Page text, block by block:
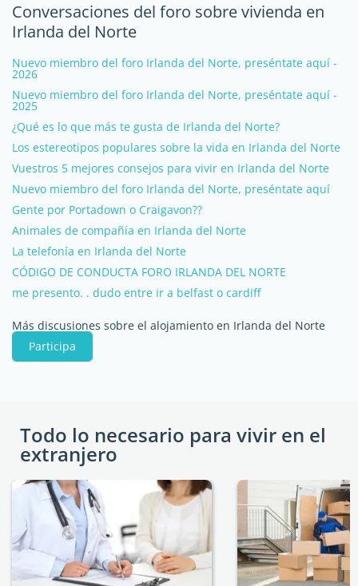
Conversaciones del foro sobre vivienda en
Irlanda del Norte
Nuevo miembro del foro Irlanda del Norte, preséntate aquí -
2026
Nuevo miembro del foro Irlanda del Norte, preséntate aquí -
2025
¿Qué es lo que más te gusta de Irlanda del Norte?
Los estereotipos populares sobre la vida en Irlanda del Norte
Vuestros 5 mejores consejos para vivir en Irlanda del Norte
Nuevo miembro del foro Irlanda del Norte, preséntate aquí
Gente por Portadown o Craigavon??
Animales de compañía en Irlanda del Norte
La telefonía en Irlanda del Norte
CÓDIGO DE CONDUCTA FORO IRLANDA DEL NORTE
me presento. . dudo entre ir a belfast o cardiff
Más discusiones sobre el alojamiento en Irlanda del Norte
Participa
Todo lo necesario para vivir en el
extranjero